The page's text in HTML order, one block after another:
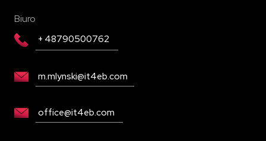
Biuro
+ 48790500762
m.mlynski@it4eb.com
office@it4eb.com